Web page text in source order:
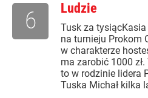
Ludzie
Tusk za
na turnieju Prokom
w charakterze
ma zarobić 1000
to w rodzinie lidera
Tuska Michał kilka
6